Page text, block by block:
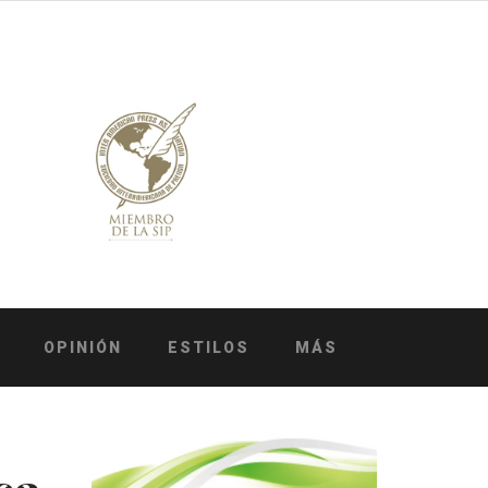
OPINIÓN ESTILOS MÁS